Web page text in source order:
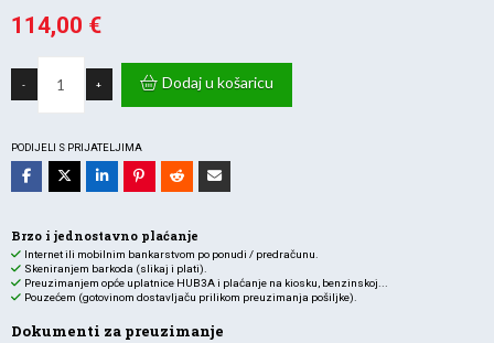
114,00 €
-
3CCT
1200lm
sa
pokreta
količina
+ Dodaj u košaricu
PODIJELI S PRIJATELJIMA
Brzo i jednostavno plaćanje
Internet ili mobilnim bankarstvom po ponudi / predračunu.
Skeniranjem barkoda (slikaj i plati).
Preuzimanjem opće uplatnice HUB3A i plaćanje na kiosku, benzinskoj...
Pouzećem (gotovinom dostavljaču prilikom preuzimanja pošiljke).
Dokumenti za preuzimanje